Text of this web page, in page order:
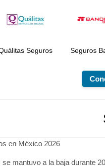
Seguros Seguros
en México 2026
mantuvo a la baja durante